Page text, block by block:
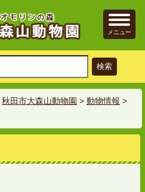
メニュー
秋田市大森山動物園 > 動物情報 >